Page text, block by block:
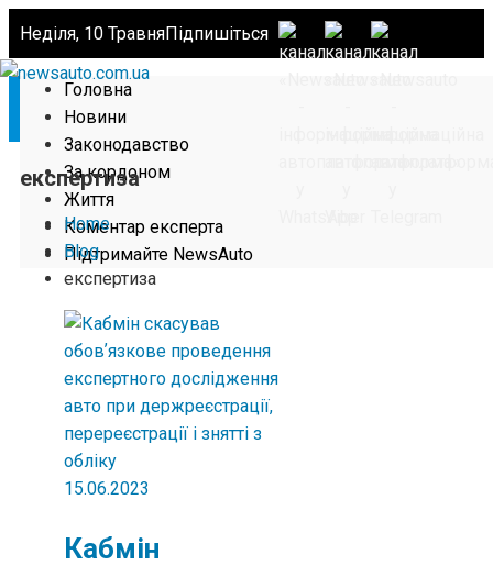
Неділя, 10 ТравняПідпишіться
Головна
Новини
Законодавство
За кордоном
Життя
Коментар експерта
Підтримайте NewsAuto
експертиза
Home
Blog
експертиза
15.06.2023
Кабмін